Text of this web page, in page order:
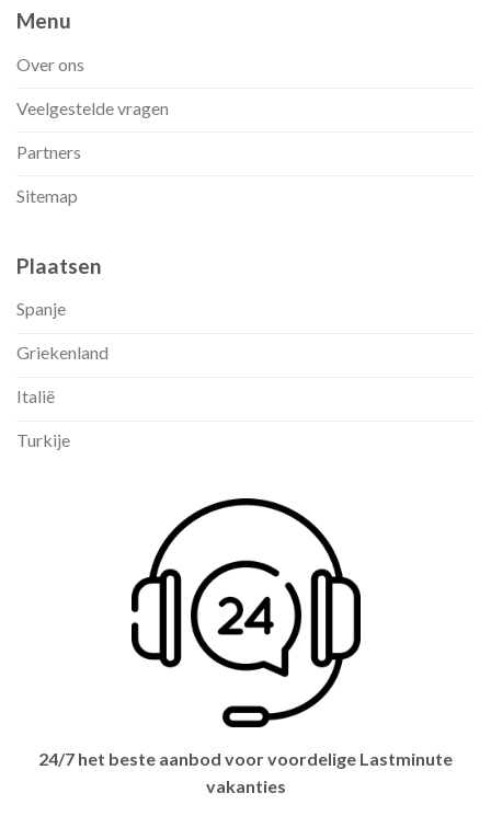
Menu
Over ons
Veelgestelde vragen
Partners
Sitemap
Plaatsen
Spanje
Griekenland
Italië
Turkije
24/7 het beste aanbod voor voordelige Lastminute
vakanties